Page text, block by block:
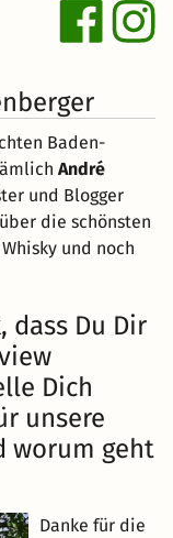
Baden-
André
und Blogger
die schönsten
und noch
dass Du Dir
Dich
unsere
worum geht
Danke für die